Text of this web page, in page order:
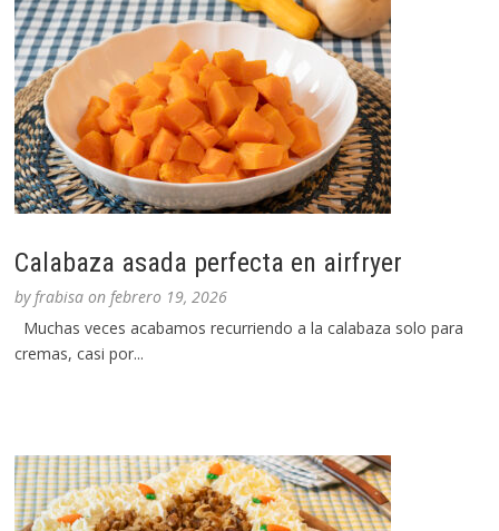
Calabaza asada perfecta en airfryer
byfrabisa onfebrero 19, 2026
Muchas veces acabamos recurriendo a la calabaza solo para
cremas, casi por...